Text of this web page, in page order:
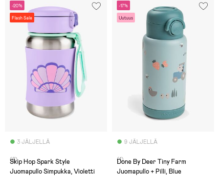
-20%
Flash Sale
3 JÄLJELLÄ
(8)
Skip Hop Spark Style
Juomapullo Simpukka, Violetti
-17%
Uutuus
9 JÄLJELLÄ
(1)
Done By Deer Tiny Farm
Juomapullo + Pilli, Blue